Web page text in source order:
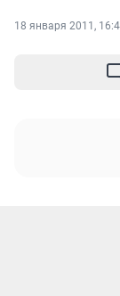
18 января 2011,